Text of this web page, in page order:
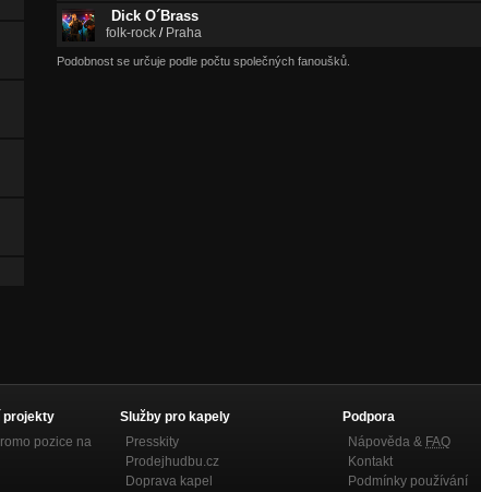
Dick O´Brass
folk-rock / Praha
Podobnost se určuje podle počtu společných fanoušků.
projekty
pozice na
Služby pro kapely
Presskity
Prodejhudbu.cz
Doprava kapel
Podpora
Nápověda & FAQ
Kontakt
Podmínky používání